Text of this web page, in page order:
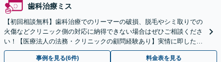
歯科治療ミス
【初回相談無料】歯科治療でのリーマーの破損、脱毛やシミ取りでの
火傷などクリニック側の対応に納得できない場合はぜひご相談くださ
い！【医療法人の法務・クリニックの顧問経験あり】実情に即したア
ドバイスで、納得のできるトラブルの解決を目指します。
事例を見る(6件) 料金表を見る